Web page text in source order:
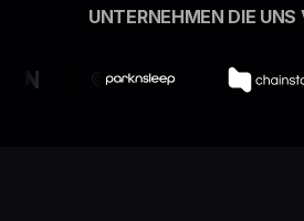
UNTERNEHMEN DIE UNS